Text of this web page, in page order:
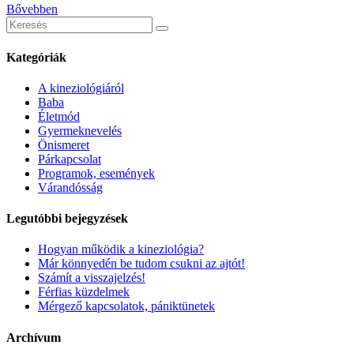
Bővebben
Keresés
erre:
Kategóriák
A kineziológiáról
Baba
Életmód
Gyermeknevelés
Önismeret
Párkapcsolat
Programok, események
Várandósság
Legutóbbi bejegyzések
Hogyan működik a kineziológia?
Már könnyedén be tudom csukni az ajtót!
Számít a visszajelzés!
Férfias küzdelmek
Mérgező kapcsolatok, pániktünetek
Archívum